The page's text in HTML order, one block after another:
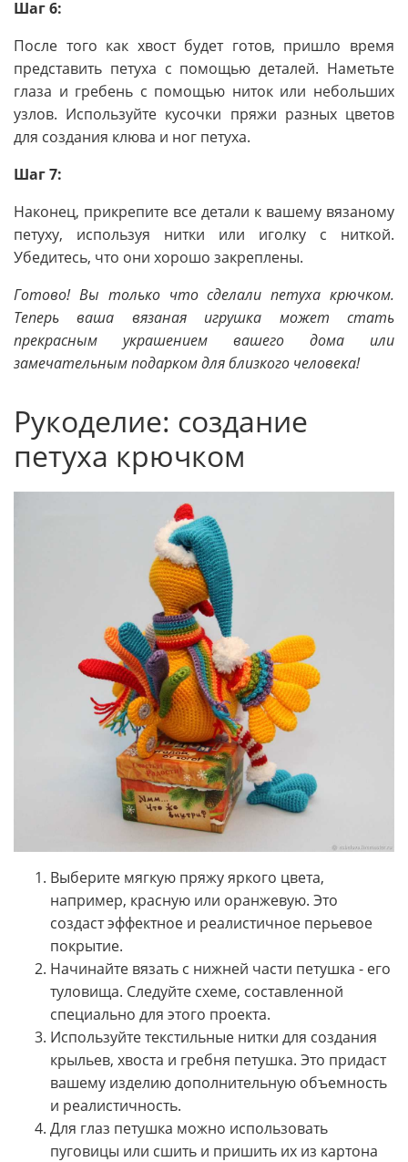
Шаг 6:
После того как хвост будет готов, пришло время
представить петуха с помощью деталей. Наметьте
глаза и гребень с помощью ниток или небольших
узлов. Используйте кусочки пряжи разных цветов
для создания клюва и ног петуха.
Шаг 7:
Наконец, прикрепите все детали к вашему вязаному
петуху, используя нитки или иголку с ниткой.
Убедитесь, что они хорошо закреплены.
Готово! Вы только что сделали петуха крючком.
Теперь ваша вязаная игрушка может стать
прекрасным украшением вашего дома или
замечательным подарком для близкого человека!
Рукоделие: создание
петуха крючком
Выберите мягкую пряжу яркого цвета,
например, красную или оранжевую. Это
создаст эффектное и реалистичное перьевое
покрытие.
Начинайте вязать с нижней части петушка - его
туловища. Следуйте схеме, составленной
специально для этого проекта.
Используйте текстильные нитки для создания
крыльев, хвоста и гребня петушка. Это придаст
вашему изделию дополнительную объемность
и реалистичность.
Для глаз петушка можно использовать
пуговицы или сшить и пришить их из картона